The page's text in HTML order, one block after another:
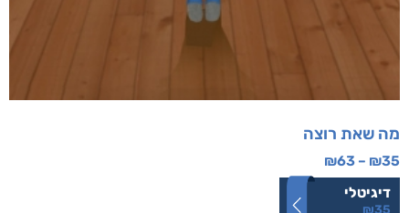
מה שאת רוצה
₪35
–
₪63
דיגיטלי
₪35